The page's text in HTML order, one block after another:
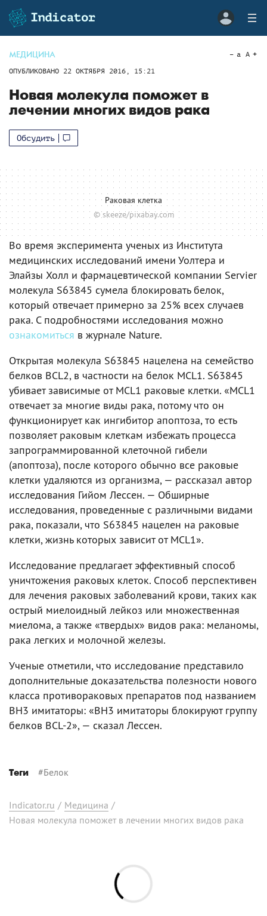
МЕДИЦИНА
ОПУБЛИКОВАНО 22 ОКТЯБРЯ 2016, 15:21
a A
Новая молекула поможет в
лечении многих видов рака
Обсудить
Раковая клетка
© skeeze/pixabay.com
Во время эксперимента ученых из Института
медицинских исследований имени Уолтера и
Элайзы Холл и фармацевтической компании Servier
молекула S63845 сумела блокировать белок,
который отвечает примерно за 25% всех случаев
рака. С подробностями исследования можно
ознакомиться в журнале Nature.
Открытая молекула S63845 нацелена на семейство
белков BCL2, в частности на белок MCL1. S63845
убивает зависимые от MCL1 раковые клетки. «MCL1
отвечает за многие виды рака, потому что он
функционирует как ингибитор апоптоза, то есть
позволяет раковым клеткам избежать процесса
запрограммированной клеточной гибели
(апоптоза), после которого обычно все раковые
клетки удаляются из организма, — рассказал автор
исследования Гийом Лессен. — Обширные
исследования, проведенные с различными видами
рака, показали, что S63845 нацелен на раковые
клетки, жизнь которых зависит от MCL1».
Исследование предлагает эффективный способ
уничтожения раковых клеток. Способ перспективен
для лечения раковых заболеваний крови, таких как
острый миелоидный лейкоз или множественная
миелома, а также «твердых» видов рака: меланомы,
рака легких и молочной железы.
Ученые отметили, что исследование представило
дополнительные доказательства полезности нового
класса противораковых препаратов под названием
BH3 имитаторы: «BH3 имитаторы блокируют группу
белков BCL-2», — сказал Лессен.
Теги #Белок
Indicator.ru / Медицина /
Новая молекула поможет в лечении многих видов рака